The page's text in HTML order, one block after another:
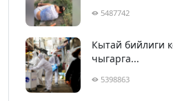
5487742
Кытай бийлиги
чыгарга...
5398863